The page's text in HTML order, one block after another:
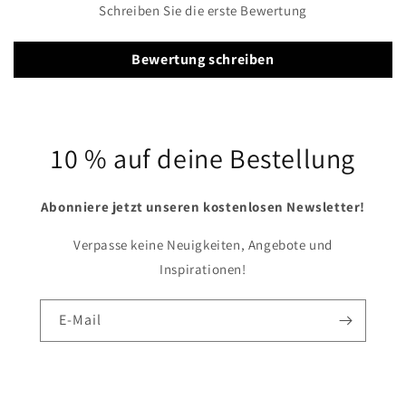
Schreiben Sie die erste Bewertung
Bewertung schreiben
10 % auf deine Bestellung
Abonniere jetzt unseren kostenlosen Newsletter!
Verpasse keine Neuigkeiten, Angebote und
Inspirationen!
E-Mail